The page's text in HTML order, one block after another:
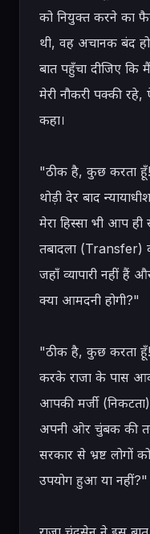
को नियुक्त करने का
थी, वह अचानक बंद
बात पहुँचा दीजिए कि
मेरी नौकरी पक्की
कहा।
"ठीक है, कुछ करता
थोड़ी देर बाद
मेरा हिस्सा भी आप
तबादला (Transfer)
जहाँ व्यापारी नहीं हैं
क्या आमदनी होगी?"
"ठीक है, कुछ करता
करके राजा के पास
आपकी मर्जी
अपनी ओर चुंबक की
सरकार से भ्रष्ट लोगों
उपयोग हुआ या नहीं?"